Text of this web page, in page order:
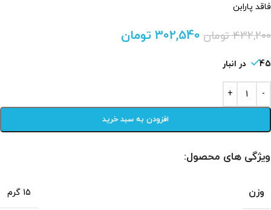
فاقد پارابن
432,200 تومان 302,540 تومان
45 در انبار
افزودن به سبد خرید
ویژگی های محصول:
وزن 15 گرم